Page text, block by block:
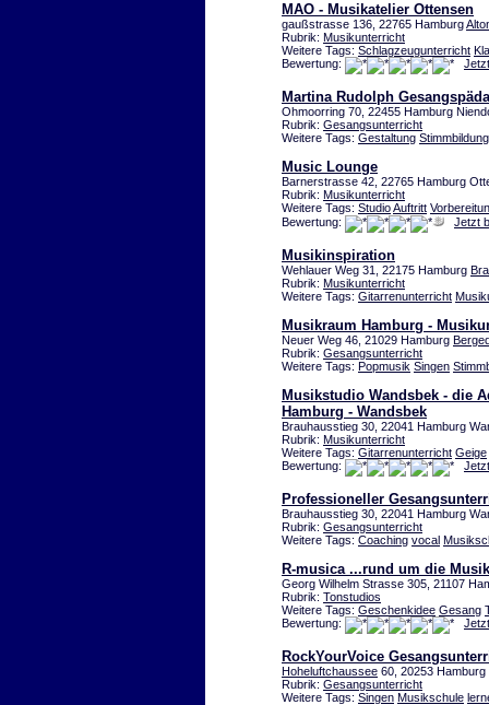
MAO - Musikatelier Ottensen
gaußstrasse 136, 22765 Hamburg
Rubrik: Musikunterricht
Weitere Tags: Schlagzeugunterricht
Bewertung:
Martina Rudolph
Ohmoorring 70, 22455 Hamburg
Rubrik: Gesangsunterricht
Weitere Tags: Gestaltung Stimmbildung
Music Lounge
Barnerstrasse 42, 22765 Hamburg
Rubrik: Musikunterricht
Weitere Tags: StudioAuftritt
Bewertung:
Jetzt
Musikinspiration
Wehlauer Weg 31, 22175 Hamburg
Rubrik: Musikunterricht
Weitere Tags: Gitarrenunterricht
Musikraum Hamburg -
Neuer Weg 46, 21029 Hamburg
Rubrik: Gesangsunterricht
Weitere Tags: Popmusik Singen
Musikstudio Wandsbek - die
Hamburg - Wandsbek
Brauhausstieg 30, 22041 Hamburg
Rubrik: Musikunterricht
Weitere Tags: Gitarrenunterricht Geige
Bewertung:
Professioneller
Brauhausstieg 30, 22041 Hamburg
Rubrik: Gesangsunterricht
Weitere Tags: Coaching vocal
R-musica ...rund um die
Georg Wilhelm Strasse 305, 21107
Rubrik: Tonstudios
Weitere Tags: Geschenkidee Gesang
Bewertung:
RockYourVoice
Hoheluftchaussee 60, 20253 Hamburg
Rubrik: Gesangsunterricht
Weitere Tags: Singen Musikschule